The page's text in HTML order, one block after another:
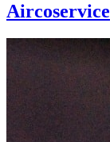
Aircoservice